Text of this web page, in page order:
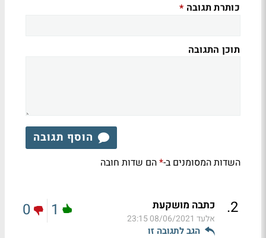
כותרת תגובה *
תוכן התגובה
הוסף תגובה
השדות המסומנים ב-*הם שדות חובה
2
. כתבה מושקעת
אלעד 08/06/2021 23:15
הגב לתגובה זו
1
0